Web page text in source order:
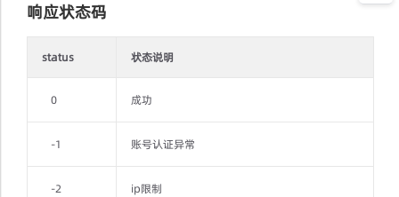
响应状态码
status 状态说明
0 成功
-1 账号认证异常
-2 ip限制